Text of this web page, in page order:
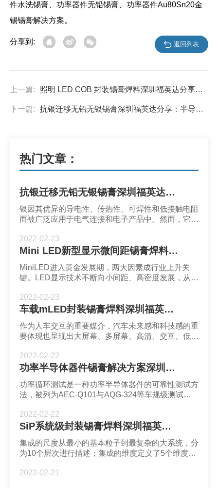
件水洗锡膏、功率器件无铅锡膏、功率器件Au80Sn20金
锡锡膏解决方案。
分享到: 返回列表
上一篇: 照明 LED COB 封装锡膏焊料深圳福英达分享：2021全球照明COB封装厂商营收排名
下一篇: 抗银迁移无铅无银锡膏深圳福英达分享：半导体中的银迁移现象
热门文章：
抗银迁移无铅无银锡膏深圳福英达分享：半导体中的银迁移现象
银因其优异的导电性、传热性、可焊性和低接触电阻
而被广泛应用于电气连接和电子产品中。然而，它也
倍），因此它经常受到关注，因此被称为银迁移。抗
银迁移无铅无银锡膏深圳福英达是一家集锡膏、锡胶
应商
2022-02-23
Mini LED新型显示微间距锡膏焊料深圳福英达分享：MiniLED进入黄金发展期，两大因素成行业上升关键
MiniLED进入黄金发展期，两大因素成行业上升关
键。LED显示技术不断向小间距、高密度发展，从小
技术相比，MiniLED在对比度、亮度、分辨率、色域
等方面具有明显的优势。预计将取代OLED，成为新
膏焊料深圳福英达拥有从合金焊粉到应用产品的完整
产品线,是一家集锡膏、锡胶及合金焊粉产、销、
2022-02-23
车载mLED封装锡膏焊料深圳福英达分享：车载显示为何更倾向Mini/Micro LED?
作为人车交互的重要媒介，汽车未来感和科技感的重
要体现也呈现出大屏幕、多屏幕、高清、交互、低能
平板itor之后的第五大中小型面板市场。车载mLED
封装锡膏焊料深圳福英达是一家集锡膏、锡胶及合金
拥有从合金焊粉到应用产品的完整产品线.
2022-02-22
功率半导体器件锡膏解决方案深圳福英达分享：功率半导体器件功率循环测试与控制策略
功率循环测试是一种功率半导体器件的可靠性测试方
法，被列为AEC-Q101与AQG-324等车规级测试标
通过器件内部工作的芯片产生热量，使得器件达到既
定的温度。功率半导体器件锡膏解决方案深圳福英达
一体的综合型锡膏供应商, 是工信部焊锡粉标准制定
主导单位，拥有从合金焊粉到应用产品的完整产品
2022-02-22
SiP系统级封装锡膏焊料深圳福英达分享：集成的尺度和维度
集成的尺度从最小的基本粒子到最复杂的大系统，分
为10个层次进行描述；集成的维度定义了5个维度来
达是一家集锡膏、锡胶及合金焊粉产、销、研与服务
2022-02-21